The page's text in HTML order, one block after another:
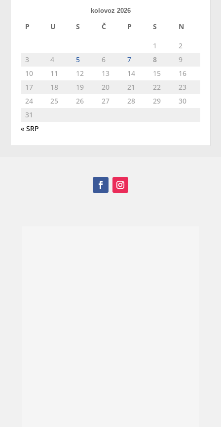
kolovoz 2026
P U S Č P S N
1
2
3
4 5 6 7 8
9
10
11 12 13 14 15
16
17
18 19 20 21 22
23
24
25 26 27 28 29
30
31
« SRP